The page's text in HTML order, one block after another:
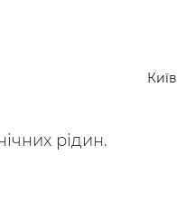
Київ
рідин.